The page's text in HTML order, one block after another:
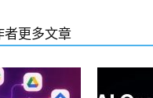
者更多文章